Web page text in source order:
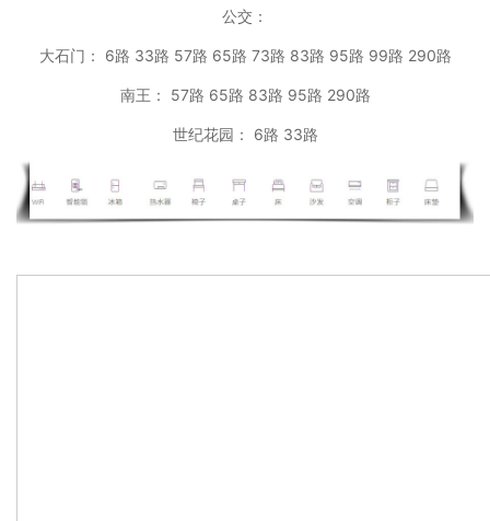
公交：
大石门： 6路 33路 57路 65路 73路 83路 95路 99路 290路
南王： 57路 65路 83路 95路 290路
世纪花园： 6路 33路